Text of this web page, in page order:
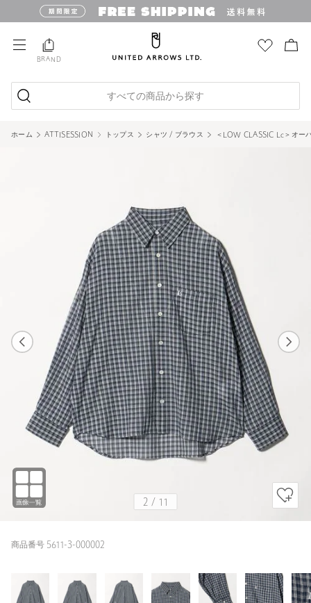
BRAND
すべての商品から探す
ホーム ATTISESSION トップス シャツ / ブラウス ＜LOW CLASSIC Lc＞オー
2 / 11
商品番号 5611-3-000002
2
NAVY
1 11